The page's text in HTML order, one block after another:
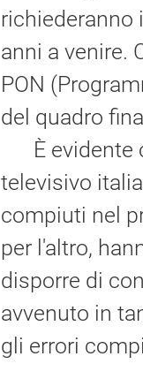
richiederanno
anni a venire.
PON
del quadro
È evidente
televisivo
compiuti nel
per l'altro,
disporre di
avvenuto in
gli errori